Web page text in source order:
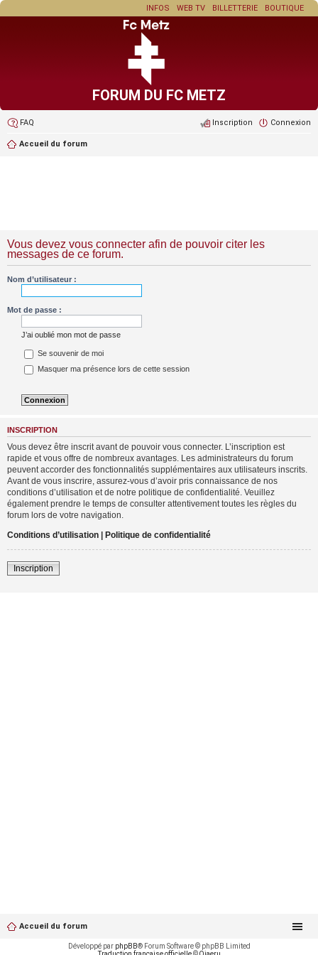
BOUTIQUE
BILLETTERIE
WEB TV
INFOS
FORUM DU FC METZ
FAQ Connexion
Inscription
Accueil du forum
Vous devez vous connecter afin de pouvoir citer les
messages de ce forum.
Nom d’utilisateur :
Mot de passe :
J’ai oublié mon mot de passe
Se souvenir de moi
Masquer ma présence lors de cette session
INSCRIPTION
Vous devez être inscrit avant de pouvoir vous connecter. L’inscription est
rapide et vous offre de nombreux avantages. Les administrateurs du forum
peuvent accorder des fonctionnalités supplémentaires aux utilisateurs inscrits.
Avant de vous inscrire, assurez-vous d’avoir pris connaissance de nos
conditions d’utilisation et de notre politique de confidentialité. Veuillez
également prendre le temps de consulter attentivement toutes les règles du
forum lors de votre navigation.
Conditions d’utilisation | Politique de confidentialité
Inscription
Accueil du forum
Développé par phpBB® Forum Software © phpBB Limited